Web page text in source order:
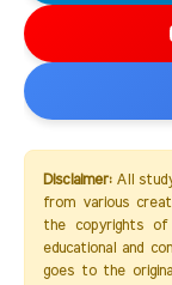
Disclaimer:All
from various
the copyrights
educational and
goes to the